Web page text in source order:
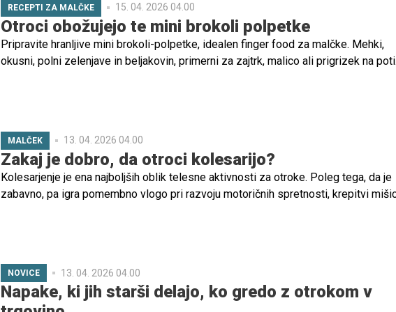
RECEPTI ZA MALČKE 15. 04. 2026 04.00
Otroci obožujejo te mini brokoli polpetke
Pripravite hranljive mini brokoli-polpetke, idealen finger food za malčke. Mehki,
okusni, polni zelenjave in beljakovin, primerni za zajtrk, malico ali prigrizek na poti.
MALČEK 13. 04. 2026 04.00
Zakaj je dobro, da otroci kolesarijo?
Kolesarjenje je ena najboljših oblik telesne aktivnosti za otroke. Poleg tega, da je
zabavno, pa igra pomembno vlogo pri razvoju motoričnih spretnosti, krepitvi
NOVICE 13. 04. 2026 04.00
Napake, ki jih starši delajo, ko gredo z otrokom v